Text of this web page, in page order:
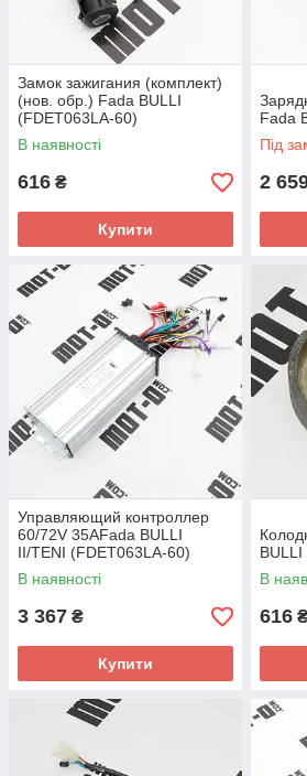
Замок зажигания (комплект)
(нов. обр.) Fada BULLI
(FDET063LA-60)
В наявності
616 ₴
Купити
Fada
Під
2
Управляющий контроллер
60/72V 35AFada BULLI
II/TENI (FDET063LA-60)
В наявності
3 367 ₴
Купити
В
616